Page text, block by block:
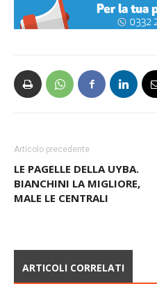
Articolo precedente
LE PAGELLE DELLA UYBA.
BIANCHINI LA MIGLIORE,
MALE LE CENTRALI
ARTICOLI CORRELATI